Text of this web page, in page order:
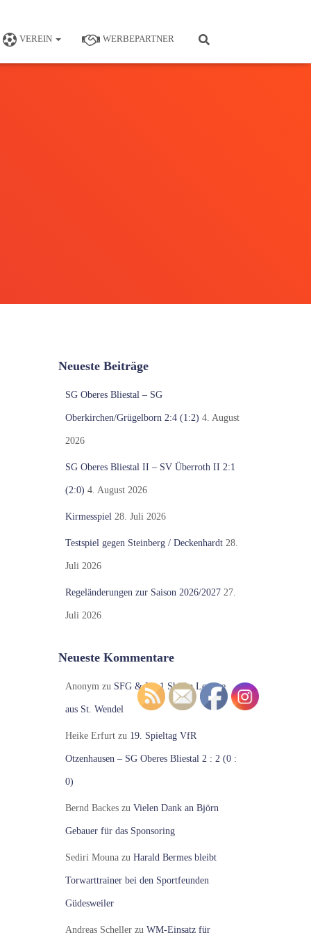
VEREIN WERBEPARTNER
Neueste Beiträge
SG Oberes Bliestal – SG
Oberkirchen/Grügelborn 2:4 (1:2) 4. August
2026
SG Oberes Bliestal II – SV Überroth II 2:1
(2:0) 4. August 2026
Kirmesspiel 28. Juli 2026
Testspiel gegen Steinberg / Deckenhardt 28.
Juli 2026
Regeländerungen zur Saison 2026/2027 27.
Juli 2026
Neueste Kommentare
Anonymzu SFG & No.1 Shisha Lounge
aus St. Wendel
Heike Erfurtzu 19. Spieltag VfR
Otzenhausen – SG Oberes Bliestal 2 : 2 (0 :
0)
Bernd Backeszu Vielen Dank an Björn
Gebauer für das Sponsoring
Sediri Mounazu Harald Bermes bleibt
Torwarttrainer bei den Sportfeunden
Güdesweiler
Andreas Schellerzu WM-Einsatz für